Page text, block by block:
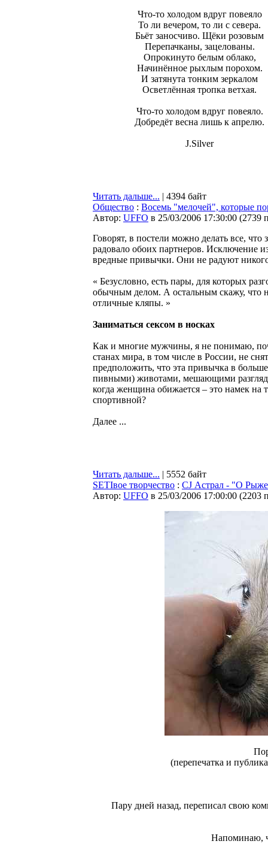
Что-то холодом вдруг повеяло
То ли вечером, то ли с севера.
Бьёт заносчиво. Щёки розовым
Перепачканы, зацелованы.
Опрокинуто белым облако,
Начинённое рыхлым порохом.
И затянута тонким зеркалом
Осветлённая тропка ветхая.
Что-то холодом вдруг повеяло.
Добредёт весна лишь к апрелю.
J.Silver
Читать дальше... | 4394 байт
Общество : Восемь "мелочей", которые
Автор: UFFO в 25/03/2006 17:30:00 (2739
Говорят, в постели можно делать все, что
радовало обоих партнеров. Исключение
вредные привычки. Они не радуют
« Безусловно, есть пары, для которых
обычным делом. А остальным скажу, что
отличные кляпы. »
Заниматься сексом в носках
Как и многие мужчины, я не понимаю,
станах мира, в том числе в России, не
предположить, что эта привычка в
пивными) животами, мешающими
когда женщина обижается – это намек на
спортивной?
Далее ...
Читать дальше... | 5552 байт
SETIвое творчество : CJ Астрал - "О
Автор: UFFO в 25/03/2006 17:00:00 (2203
(перепечатка и
Пару дней назад, переписал свою
Напоминаю,